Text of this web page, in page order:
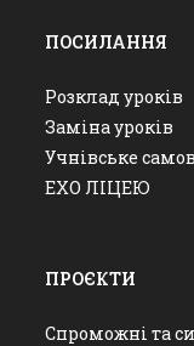
ПОСИЛАННЯ
Розклад уроків
Заміна уроків
Учнівське
ЕХО ЛІЦЕЮ
ПРОЄКТИ
Спроможні та